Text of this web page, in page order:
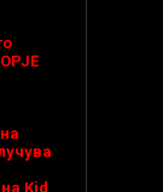
Kid